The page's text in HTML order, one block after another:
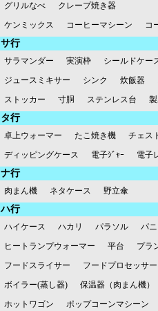
グリルなべ
クレープ焼き器
ケンミックス
コーヒーマシーン コ
サ行
サラマンダー 実演枠
シールドケー
ジュースミキサー
シンク 炊飯器
ストッカー
寸胴 ステンレス台
タ行
卓上ウォーマー たこ焼き機
チェス
ディッピングケース
電子ｼﾞｬｰ 電子
ナ行
肉まん機 ネタケース 野立傘
ハ行
ハイケース ハカリ パラソル
パ
ヒートランプウォーマー
平台
プラ
フードスライサー
フードプロセッサー
ボイラー(蒸し器)
保温器（肉まん機）
ホットワゴン
ポップコーンマシーン